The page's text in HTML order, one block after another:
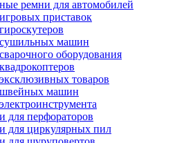
ремни для автомобилей
приставок
сушильных машин
оборудования
товаров
швейных машин
для перфораторов
для циркулярных пил